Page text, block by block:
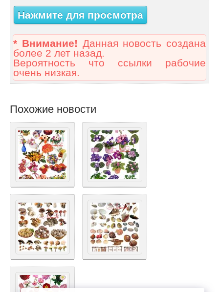
Нажмите для просмотра
* Внимание! Данная новость создана
более 2 лет назад.
Вероятность что ссылки рабочие
очень низкая.
Похожие новости